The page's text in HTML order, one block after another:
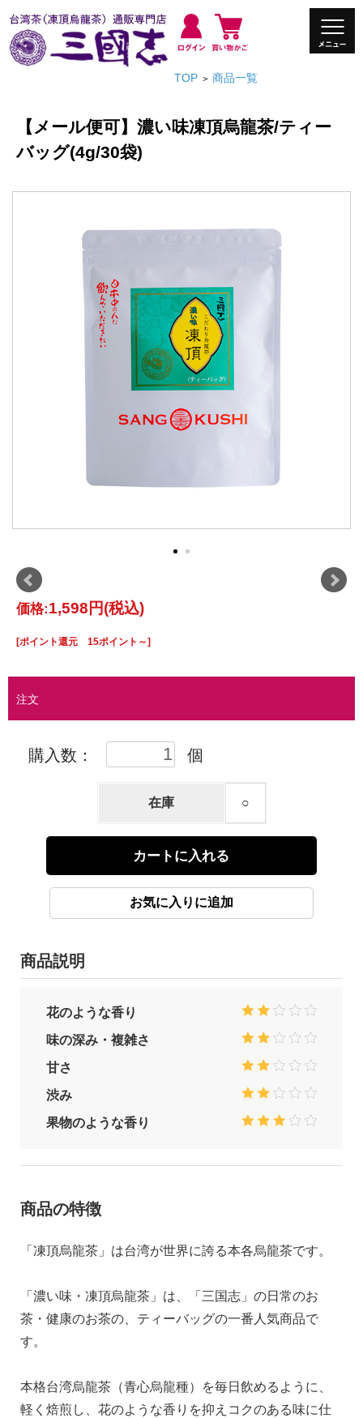
TOP > 商品一覧
【メール便可】濃い味凍頂烏龍茶/ティー
バッグ(4g/30袋)
価格:1,598円(税込)
[ポイント還元 15ポイント～]
注文
購入数： 個
在庫 ○
商品説明
花のような香り
味の深み・複雑さ
甘さ
渋み
果物のような香り
商品の特徴
「凍頂烏龍茶」は台湾が世界に誇る本各烏龍茶です。
「濃い味・凍頂烏龍茶」は、「三国志」の日常のお
茶・健康のお茶の、ティーバッグの一番人気商品で
す。
本格台湾烏龍茶（青心烏龍種）を毎日飲めるように、
軽く焙煎し、花のような香りを抑えコクのある味に仕